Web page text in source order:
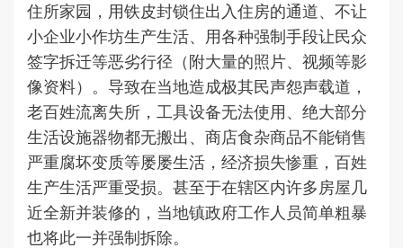
住所家园，用铁皮封锁住出入住房的通道、不让
小企业小作坊生产生活、用各种强制手段让民众
签字拆迁等恶劣行径（附大量的照片、视频等影
像资料）。导致在当地造成极其民声怨声载道，
老百姓流离失所，工具设备无法使用、绝大部分
生活设施器物都无搬出、商店食杂商品不能销售
严重腐坏变质等屡屡生活，经济损失惨重，百姓
生产生活严重受损。甚至于在辖区内许多房屋几
近全新并装修的，当地镇政府工作人员简单粗暴
也将此一并强制拆除。